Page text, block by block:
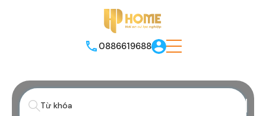
0886619688